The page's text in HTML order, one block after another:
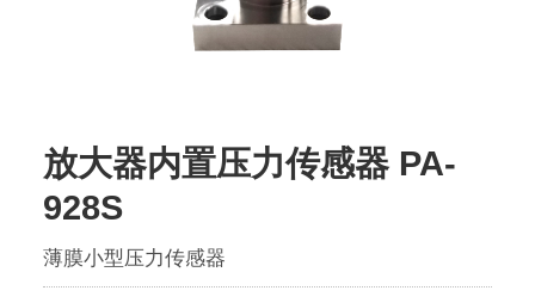
放大器内置压力传感器 PA-
928S
薄膜小型压力传感器